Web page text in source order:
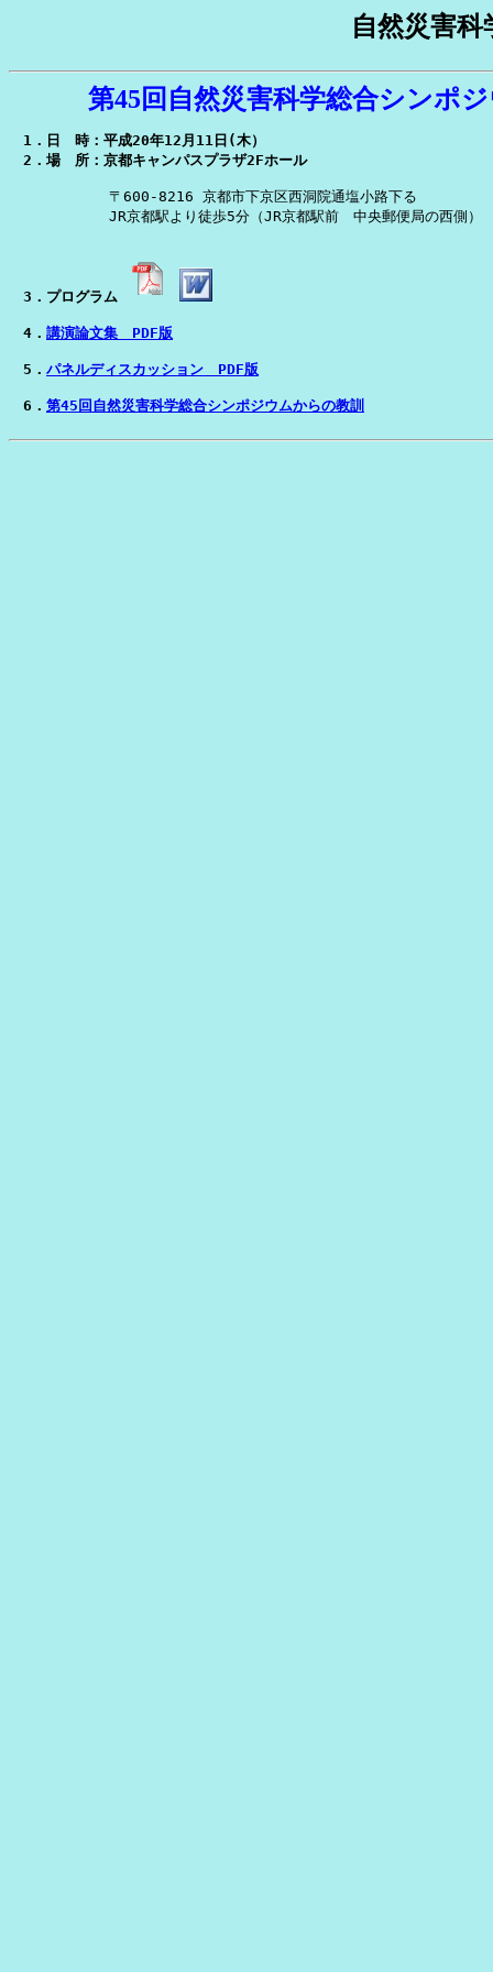
自然災害
第45回自然災害科学総合シンポジ
1．日　時：平成20年12月11日(木）
2．場　所：京都キャンパスプラザ2Fホール
〒600-8216 京都市下京区西洞院通塩小路下る
JR京都駅より徒歩5分（JR京都駅前　中央郵便局の西側）
3．プログラム
4． 講演論文集　PDF版
5． パネルディスカッション　PDF版
6． 第45回自然災害科学総合シンポジウムからの教訓